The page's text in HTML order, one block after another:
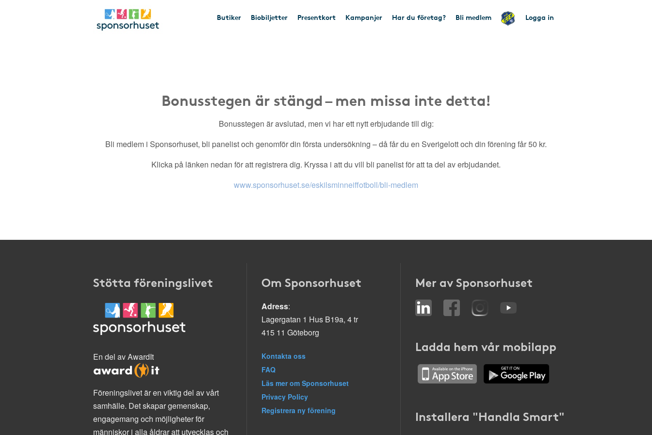
Butiker Biobiljetter Presentkort Kampanjer Har du företag? Bli medlem Logga in
Bonusstegen är stängd – men missa inte detta!
Bonusstegen är avslutad, men vi har ett nytt erbjudande till dig:
Bli medlem i Sponsorhuset, bli panelist och genomför din första undersökning – då får du en Sverigelott och din förening får 50 kr.
Klicka på länken nedan för att registrera dig. Kryssa i att du vill bli panelist för att ta del av erbjudandet.
www.sponsorhuset.se/eskilsminneiffotboll/bli-medlem
Stötta föreningslivet
En del av AwardIt
Föreningslivet är en viktig del av vårt
samhälle. Det skapar gemenskap,
engagemang och möjligheter för
människor i alla åldrar att utvecklas och
Om Sponsorhuset
Adress:
Lagergatan 1 Hus B19a, 4 tr
415 11 Göteborg
Kontakta oss
FAQ
Läs mer om Sponsorhuset
Privacy Policy
Registrera ny förening
Mer av Sponsorhuset
Ladda hem vår mobilapp
Installera "Handla Smart"